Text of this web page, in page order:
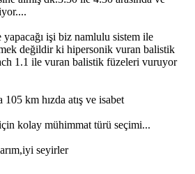
işi biz namlulu sistem ile
değildir ki hipersonik vuran balistik
1.1 ile vuran balistik füzeleri vuruyor
km hızda atış ve isabet
kolay mühimmat türü seçimi...
seyirler